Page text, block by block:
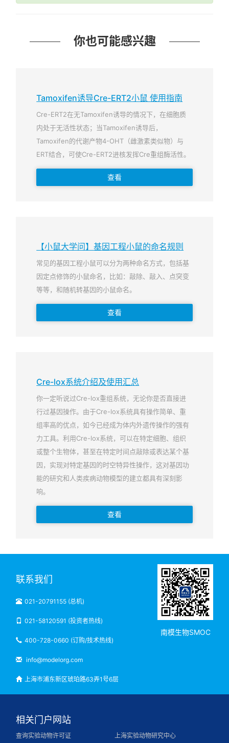
你也可能感兴趣
Tamoxifen诱导Cre-ERT2小鼠 使用指南
Cre-ERT2在无Tamoxifen诱导的情况下，在细胞质
内处于无活性状态；当Tamoxifen诱导后，
Tamoxifen的代谢产物4-OHT（雌激素类似物）与
ERT结合，可使Cre-ERT2进核发挥Cre重组酶活性。
查看
【小鼠大学问】基因工程小鼠的命名规则
常见的基因工程小鼠可以分为两种命名方式，包括基
因定点修饰的小鼠命名，比如：敲除、敲入、点突变
等等，和随机转基因的小鼠命名。
查看
Cre-lox系统介绍及使用汇总
你一定听说过Cre-lox重组系统，无论你是否直接进
行过基因操作。由于Cre-lox系统具有操作简单、重
组率高的优点，如今已经成为体内外遗传操作的强有
力工具。利用Cre-lox系统，可以在特定细胞、组织
或整个生物体，甚至在特定时间点敲除或表达某个基
因，实现对特定基因的时空特异性操作，这对基因功
能的研究和人类疾病动物模型的建立都具有深刻影
响。
查看
联系我们
021-20791155 (总机)
021-58120591 (投资者热线)
400-728-0660 (订购/技术热线)
info@modelorg.com
上海市浦东新区琥珀路63弄1号6层
南模生物SMOC
相关门户网站
查询实验动物许可证
上海实验动物研究中心